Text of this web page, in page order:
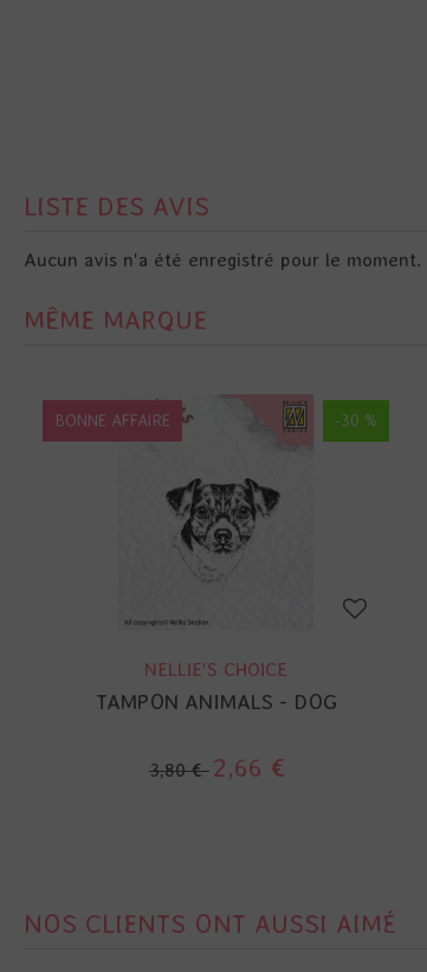
LISTE DES AVIS
Aucun avis n'a été enregistré pour le moment.
MÊME MARQUE
BONNE AFFAIRE -30 %
NELLIE'S CHOICE
TAMPON ANIMALS - DOG
3,80 € 2,66 €
NOS CLIENTS ONT AUSSI AIMÉ